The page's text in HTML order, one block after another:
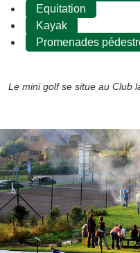
Equitation
Kayak
Promenades
Le mini golf se situe au Club